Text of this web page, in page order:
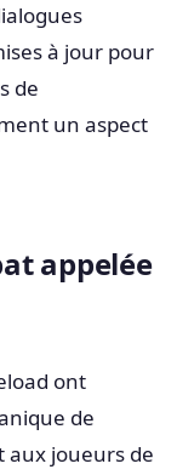
à jour pour
de
un aspect
appelée
ont
de
aux joueurs de